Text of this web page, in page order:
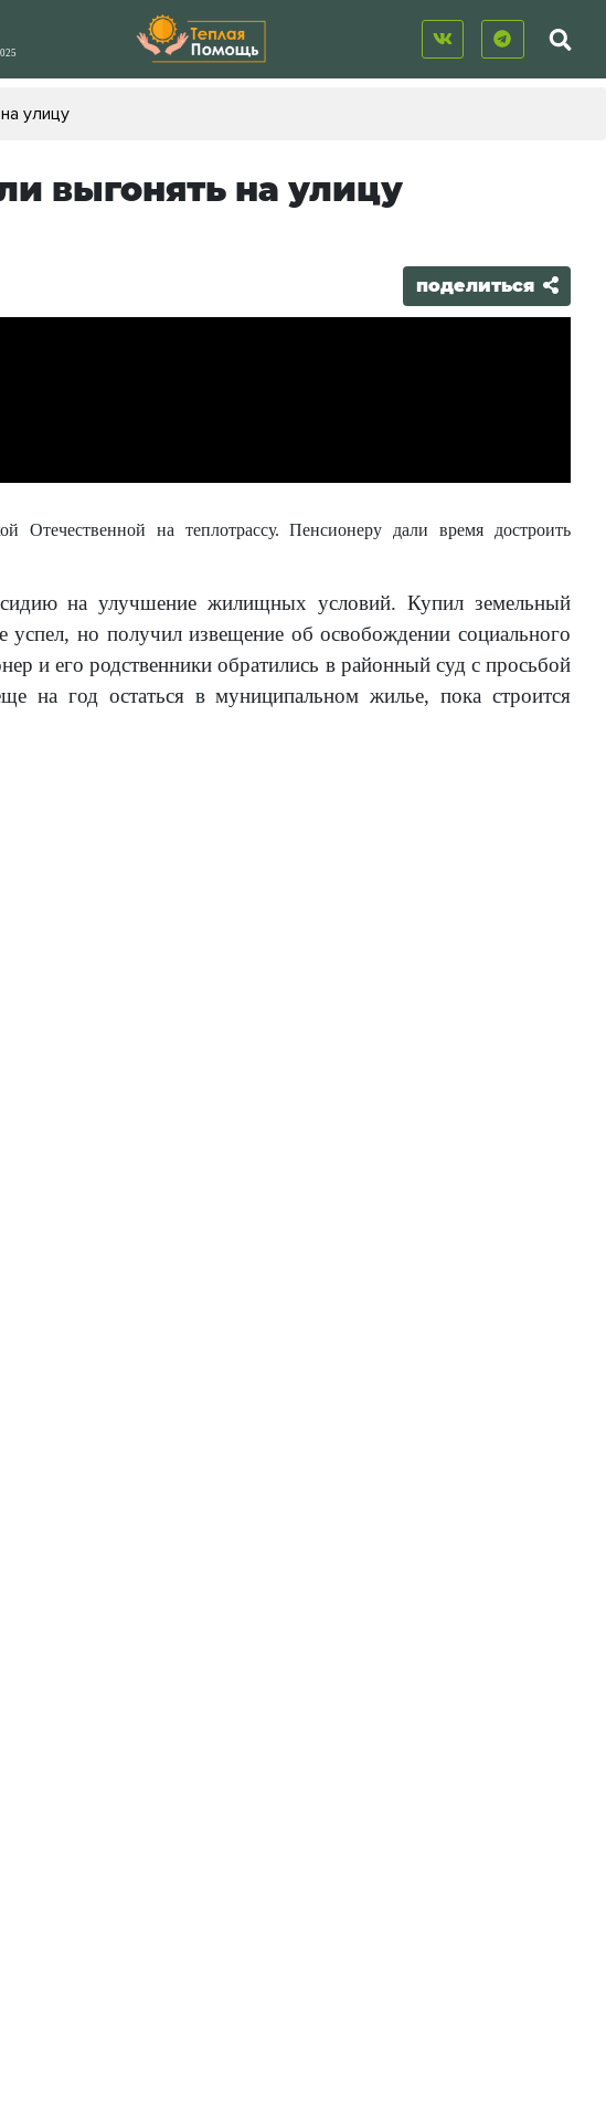
улицу
выгонять на улицу
поделиться
Отечественной на теплотрассу. Пенсионеру дали время достроить
на улучшение жилищных условий. Купил земельный
но получил извещение об освобождении социального
и его родственники обратились в районный суд с просьбой
на год остаться в муниципальном жилье, пока строится